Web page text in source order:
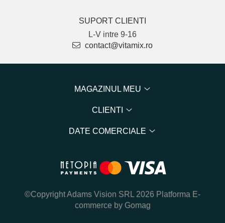
SUPORT CLIENTI
L-V intre 9-16
contact@vitamix.ro
MAGAZINUL MEU
CLIENTI
DATE COMERCIALE
©Copyright Adams Vision SRL 2026 Platforma E-
commerce by Gomag